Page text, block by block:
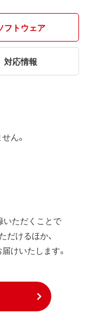
フトウェア
対応情報
ん。
いただくことで
だけるほか、
けいたします。